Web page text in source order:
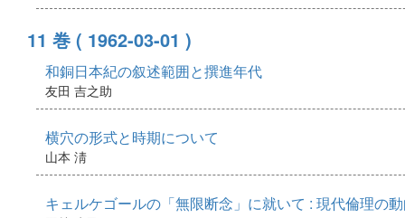
11 巻 ( 1962-03-01 )
和銅日本紀の叙述範囲と撰進年代
友田 吉之助
横穴の形式と時期について
山本 淸
キェルケゴールの「無限断念」に就いて : 現代倫理の